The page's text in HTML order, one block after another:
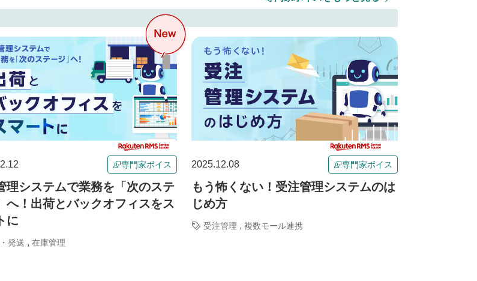
専門家ボイス
理システムで業務を「次のステ
へ！出荷とバックオフィスをス
に
発送 , 在庫管理
2025.12.08 専門家ボイス
もう怖くない！受注管理システムのは
じめ方
受注管理 , 複数モール連携